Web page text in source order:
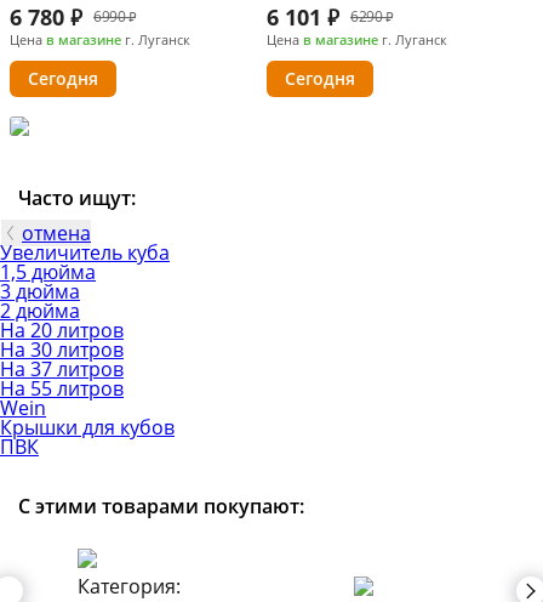
6 780 ₽ 6990 ₽
Цена в магазине г. Луганск
Сегодня
6 101 ₽ 6290 ₽
Цена в магазине г. Луганск
Сегодня
Часто ищут:
отмена
Увеличитель куба
1,5 дюйма
3 дюйма
2 дюйма
На 20 литров
На 30 литров
На 37 литров
На 55 литров
Wein
Крышки для кубов
ПВК
С этими товарами покупают: